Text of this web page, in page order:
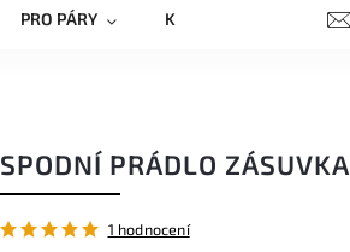
PRO PÁRY KRYTY NA MOBILY
SPODNÍ PRÁDLO ZÁSUVKA
1 hodnocení